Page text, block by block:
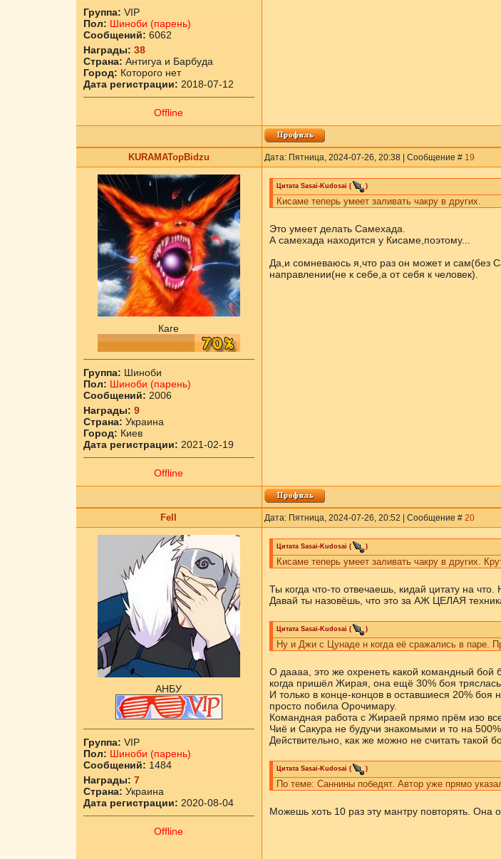
Группа: VIP
Пол: Шиноби (парень)
Сообщений: 6062
Награды: 38
Страна: Антигуа и Барбуда
Город: Которого нет
Дата регистрации: 2018-07-12
Offline
KURAMATopBidzu Дата: Пятница, 2024-07-26, 20:38 | Сообщение # 19
Каге
Группа: Шиноби
Пол: Шиноби (парень)
Сообщений: 2006
Награды: 9
Страна: Украина
Город: Киев
Дата регистрации: 2021-02-19
Offline
Цитата Sasai-Kudosai ( )
Кисаме теперь умеет заливать чакру в других.
Это умеет делать Самехада.
А самехада находится у Кисаме,поэтому...
Да,и сомневаюсь я,что раз он может и сам(без
направлении(не к себе,а от себя к человек).
Fell Дата: Пятница, 2024-07-26, 20:52 | Сообщение # 20
АНБУ
Группа: VIP
Пол: Шиноби (парень)
Сообщений: 1484
Награды: 7
Страна: Украина
Дата регистрации: 2020-08-04
Offline
Цитата Sasai-Kudosai ( )
Кисаме теперь умеет заливать чакру в других.
Ты когда что-то отвечаешь, кидай цитату на что.
Давай ты назовёшь, что это за АЖ ЦЕЛАЯ
Цитата Sasai-Kudosai ( )
Ну и Джи с Цунаде н когда её сражались в паре.
О даааа, это же охренеть какой командный бой
когда пришёл Жирая, она ещё 30% боя тряслась
И только в конце-концов в оставшиеся 20%
просто побила Орочимару.
Командная работа с Жираей прямо прём изо
Чиё и Сакура не будучи знакомыми и то на
Действительно, как же можно не считать такой
Цитата Sasai-Kudosai ( )
По теме: Саннины победят. Автор уже прямо
Можешь хоть 10 раз эту мантру повторять. Она